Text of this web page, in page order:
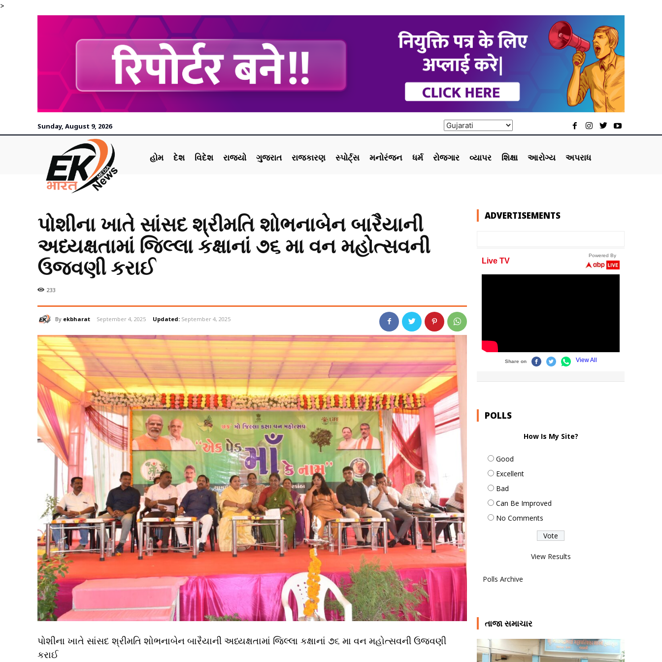
>
Sunday, August 9, 2026
હોમ દેશ વિદેશ રાજ્યો ગુજરાત રાજકારણ સ્પોર્ટ્સ મનોરંજન ધર્મ રોજગાર વ્યાપર શિક્ષા આરોગ્ય અપરાધ
પોશીના ખાતે સાંસદ શ્રીમતિ શોભનાબેન બારૈયાની
અધ્યક્ષતામાં જિલ્લા કક્ષાનાં ૭૬ મા વન મહોત્સવની
ઉજવણી કરાઈ
233
By ekbharat September 4, 2025 Updated: September 4, 2025
પોશીના ખાતે સાંસદ શ્રીમતિ શોભનાબેન બારૈયાની અધ્યક્ષતામાં જિલ્લા કક્ષાનાં ૭૬ મા વન મહોત્સવની ઉજવણી
કરાઈ
ADVERTISEMENTS
POLLS
How Is My Site?
Good
Excellent
Bad
Can Be Improved
No Comments
View Results
Polls Archive
તાજા સમાચાર